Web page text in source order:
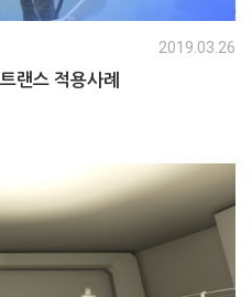
2019.03.26
랜스 적용사례